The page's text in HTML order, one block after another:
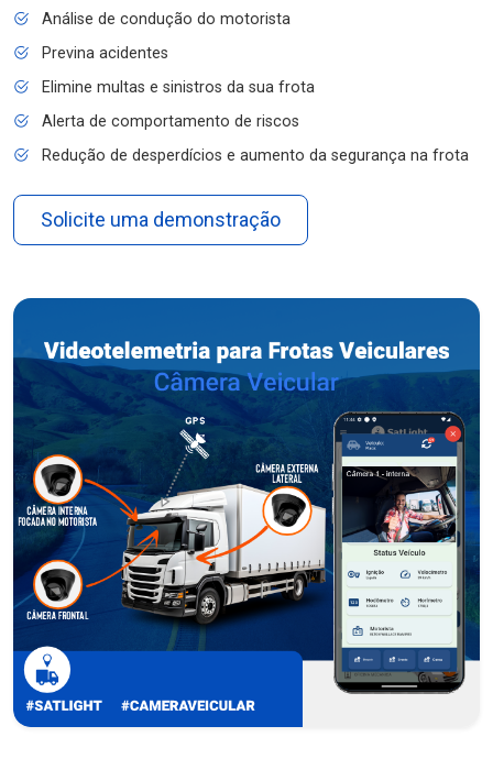
Análise de condução do motorista
Previna acidentes
Elimine multas e sinistros da sua frota
Alerta de comportamento de riscos
Redução de desperdícios e aumento da segurança na frota
Solicite uma demonstração